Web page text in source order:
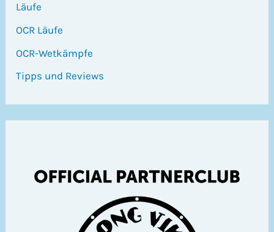
Läufe
OCR Läufe
OCR-Wetkämpfe
Tipps und Reviews